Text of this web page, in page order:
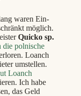
waren Ein-
möglich.
Quicko sp.
die polnische
Loanch
umstellen.
Loanch
Ich habe
das Geld